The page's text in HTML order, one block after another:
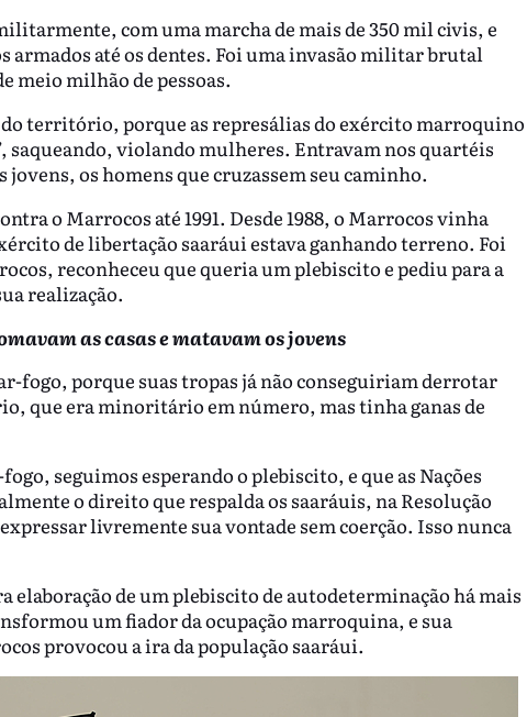
com uma marcha de mais de 350 mil civis, e
armados até os dentes. Foi uma invasão militar brutal
meio milhão de pessoas.
território, porque as represálias do exército marroquino
saqueando, violando mulheres. Entravam nos quartéis
os homens que cruzassem seu caminho.
o Marrocos até 1991. Desde 1988, o Marrocos vinha
de libertação saaráui estava ganhando terreno. Foi
reconheceu que queria um plebiscito e pediu para a
realização.
as casas e matavam os jovens
fogo, porque suas tropas já não conseguiriam derrotar
que era minoritário em número, mas tinha ganas de
seguimos esperando o plebiscito, e que as Nações
o direito que respalda os saaráuis, na Resolução
livremente sua vontade sem coerção. Isso nunca
elaboração de um plebiscito de autodeterminação há mais
um fiador da ocupação marroquina, e sua
provocou a ira da população saaráui.